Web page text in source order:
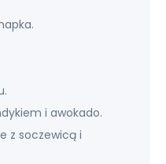
i awokado.
z soczewicą i